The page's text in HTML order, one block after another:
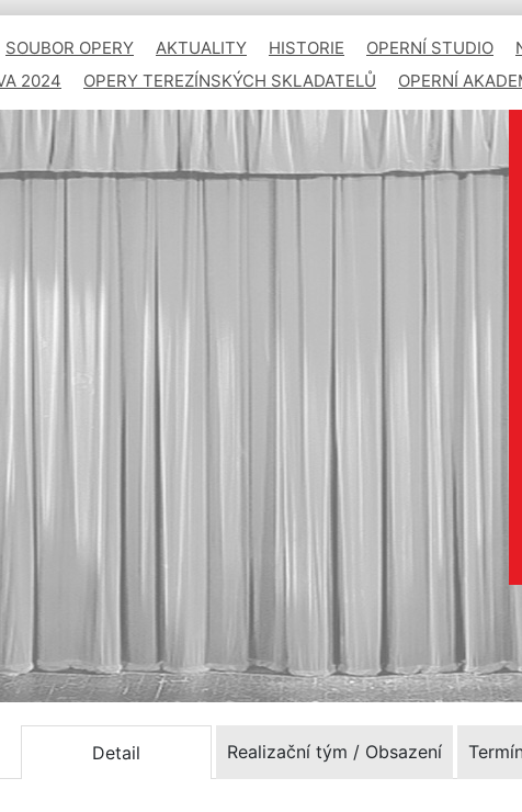
SOUBOR OPERY AKTUALITY HISTORIE OPERNÍ STUDIO
2024
OPERY TEREZÍNSKÝCH SKLADATELŮ OPERNÍ
Detail Realizační tým / Obsazení